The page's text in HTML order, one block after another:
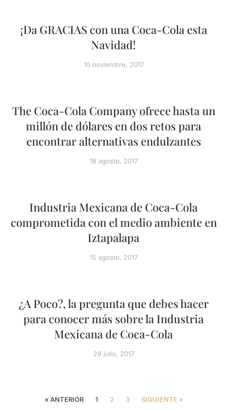
¡Da GRACIAS con una Coca-Cola esta
Navidad!
10 noviembre, 2017
The Coca-Cola Company ofrece hasta un
millón de dólares en dos retos para
encontrar alternativas endulzantes
18 agosto, 2017
Industria Mexicana de Coca-Cola
comprometida con el medio ambiente en
Iztapalapa
15 agosto, 2017
¿A Poco?, la pregunta que debes hacer
para conocer más sobre la Industria
Mexicana de Coca-Cola
28 julio, 2017
« ANTERIOR 1 2 3 SIGUIENTE »